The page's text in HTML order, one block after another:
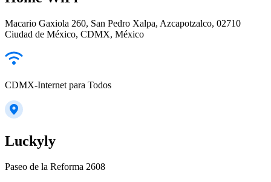
Macario Gaxiola 260, San Pedro Xalpa, Azcapotzalco, 02710
Ciudad de México, CDMX, México
CDMX-Internet para Todos
Luckyly
Paseo de la Reforma 2608